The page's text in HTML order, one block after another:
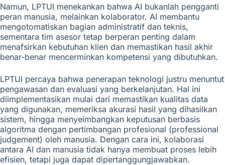
Namun, LPTUI menekankan bahwa AI bukanlah pengganti
peran manusia, melainkan kolaborator. AI membantu
mengotomatiskan bagian administratif dan teknis,
sementara tim asesor tetap berperan penting dalam
menafsirkan kebutuhan klien dan memastikan hasil akhir
benar-benar mencerminkan kompetensi yang dibutuhkan.
LPTUI percaya bahwa penerapan teknologi justru menuntut
pengawasan dan evaluasi yang berkelanjutan. Hal ini
diimplementasikan mulai dari memastikan kualitas data
yang digunakan, memeriksa akurasi hasil yang dihasilkan
sistem, hingga menyeimbangkan keputusan berbasis
algoritma dengan pertimbangan profesional (professional
judgement) oleh manusia. Dengan cara ini, kolaborasi
antara AI dan manusia tidak hanya membuat proses lebih
efisien, tetapi juga dapat dipertanggungjawabkan.